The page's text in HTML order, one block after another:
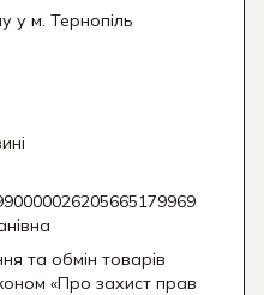
у м. Тернопіль
та обмін товарів
«Про захист прав